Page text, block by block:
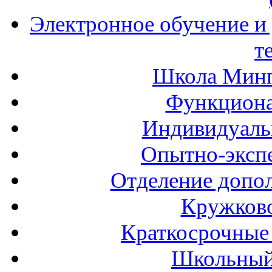
Электронное обучение
Школа
Опытно-
Отделение